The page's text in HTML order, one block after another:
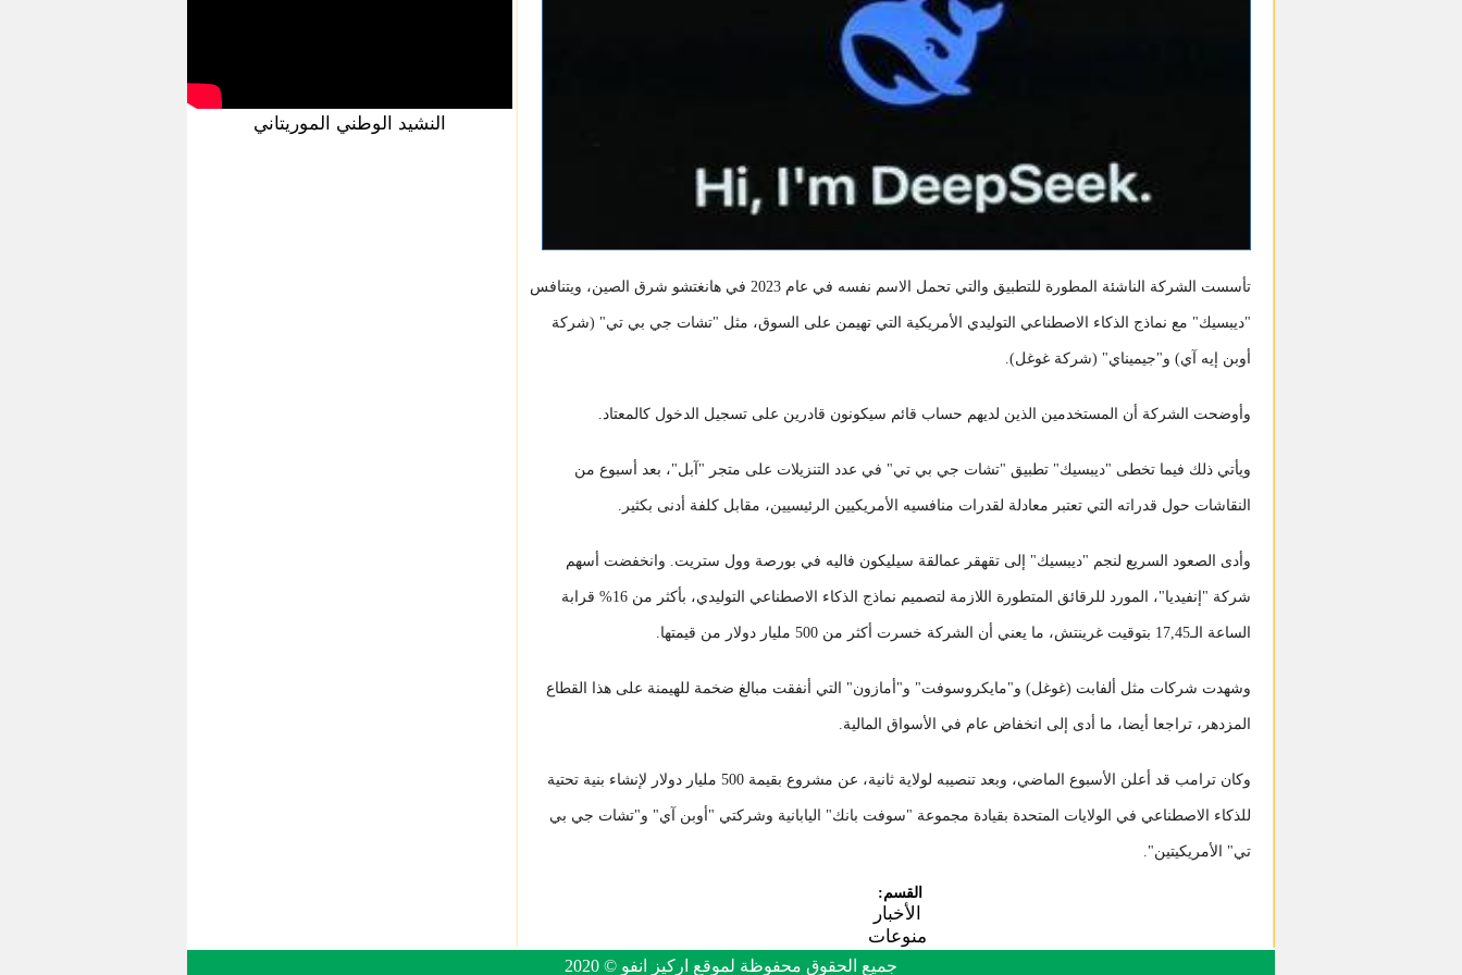
تأسست الشركة الناشئة المطورة للتطبيق والتي تحمل الاسم نفسه في عام 2023 في هانغتشو شرق الصين، ويتنافس
"ديبسيك" مع نماذج الذكاء الاصطناعي التوليدي الأمريكية التي تهيمن على السوق، مثل "تشات جي بي تي" (شركة
أوبن إيه آي) و"جيميناي" (شركة غوغل).
وأوضحت الشركة أن المستخدمين الذين لديهم حساب قائم سيكونون قادرين على تسجيل الدخول كالمعتاد.
ويأتي ذلك فيما تخطى "ديبسيك" تطبيق "تشات جي بي تي" في عدد التنزيلات على متجر "آبل"، بعد أسبوع من
النقاشات حول قدراته التي تعتبر معادلة لقدرات منافسيه الأمريكيين الرئيسيين، مقابل كلفة أدنى بكثير.
وأدى الصعود السريع لنجم "ديبسيك" إلى تقهقر عمالقة سيليكون فاليه في بورصة وول ستريت. وانخفضت أسهم
شركة "إنفيديا"، المورد للرقائق المتطورة اللازمة لتصميم نماذج الذكاء الاصطناعي التوليدي، بأكثر من 16% قرابة
الساعة الـ17,45 بتوقيت غرينتش، ما يعني أن الشركة خسرت أكثر من 500 مليار دولار من قيمتها.
وشهدت شركات مثل ألفابت (غوغل) و"مايكروسوفت" و"أمازون" التي أنفقت مبالغ ضخمة للهيمنة على هذا القطاع
المزدهر، تراجعا أيضا، ما أدى إلى انخفاض عام في الأسواق المالية.
وكان ترامب قد أعلن الأسبوع الماضي، وبعد تنصيبه لولاية ثانية، عن مشروع بقيمة 500 مليار دولار لإنشاء بنية تحتية
للذكاء الاصطناعي في الولايات المتحدة بقيادة مجموعة "سوفت بانك" اليابانية وشركتي "أوبن آي" و"تشات جي بي
تي" الأمريكيتين".
القسم:
الأخبار
منوعات
النشيد الوطني الموريتاني
جميع الحقوق محفوظة لموقع اركيز انفو © 2020